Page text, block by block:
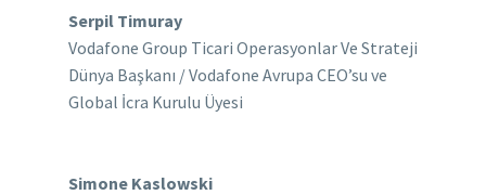
Serpil Timuray
Vodafone Group Ticari Operasyonlar Ve Strateji
Dünya Başkanı / Vodafone Avrupa CEO’su ve
Global İcra Kurulu Üyesi
Simone Kaslowski